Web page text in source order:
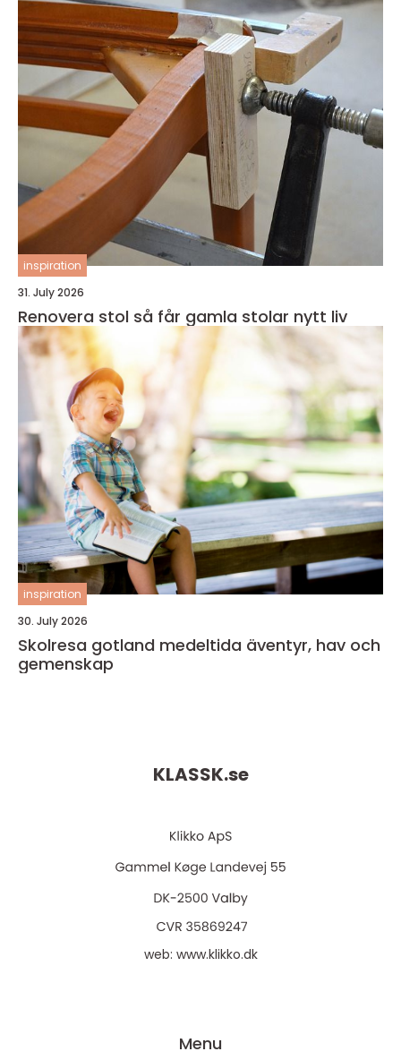
inspiration
31. July 2026
Renovera stol så får gamla stolar nytt liv
inspiration
30. July 2026
Skolresa gotland medeltida äventyr, hav och
gemenskap
KLASSK.se
web: www.klikko.dk
Menu